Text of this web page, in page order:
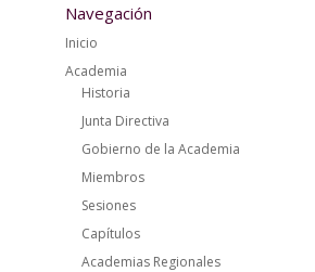
Navegación
Inicio
Academia
Historia
Junta Directiva
Gobierno de la Academia
Miembros
Sesiones
Capítulos
Academias Regionales